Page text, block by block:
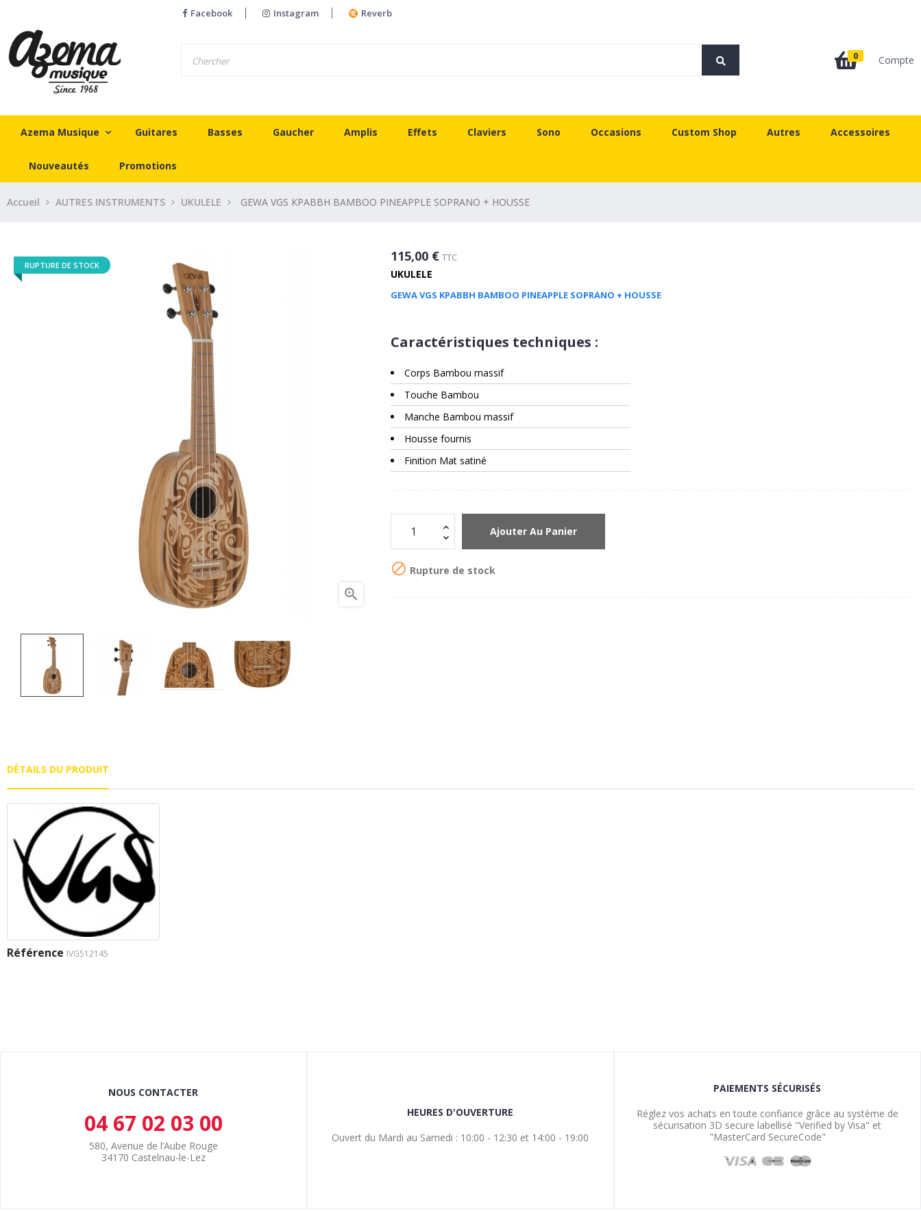
Facebook Instagram Reverb
0 Compte
Azema Musique Guitares Basses Gaucher Amplis Effets Claviers Sono Occasions Custom Shop Autres Accessoires
Nouveautés Promotions
Accueil AUTRES INSTRUMENTS UKULELE GEWA VGS KPABBH BAMBOO PINEAPPLE SOPRANO + HOUSSE
RUPTURE DE STOCK

115,00 € TTC
UKULELE
GEWA VGS KPABBH BAMBOO PINEAPPLE SOPRANO + HOUSSE
Caractéristiques techniques :
Corps Bambou massif
Touche Bambou
Manche Bambou massif
Housse fournis
Finition Mat satiné
Ajouter Au Panier
 Rupture de stock
DÉTAILS DU PRODUIT
Référence IVG512145
NOUS CONTACTER
04 67 02 03 00
580, Avenue de l’Aube Rouge
34170 Castelnau-le-Lez
HEURES D'OUVERTURE
Ouvert du Mardi au Samedi : 10:00 - 12:30 et 14:00 - 19:00
PAIEMENTS SÉCURISÉS
Réglez vos achats en toute confiance grâce au système de
sécurisation 3D secure labellisé "Verified by Visa" et
"MasterCard SecureCode"